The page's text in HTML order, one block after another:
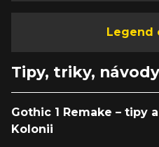
Legend
Tipy, triky, návody
Gothic 1 Remake – tipy
Kolonii